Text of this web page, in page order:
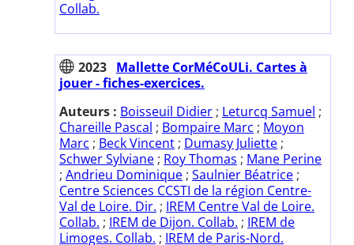
Collab.
2023 Mallette CorMéCoULi. Cartes à
jouer - fiches-exercices.
Auteurs : Boisseuil Didier ; Leturcq Samuel ;
Chareille Pascal ; Bompaire Marc ; Moyon
Marc ; Beck Vincent ; Dumasy Juliette ;
Schwer Sylviane ; Roy Thomas ; Mane Perine
; Andrieu Dominique ; Saulnier Béatrice ;
Centre Sciences CCSTI de la région Centre-
Val de Loire. Dir. ; IREM Centre Val de Loire.
Collab. ; IREM de Dijon. Collab. ; IREM de
Limoges. Collab. ; IREM de Paris-Nord.